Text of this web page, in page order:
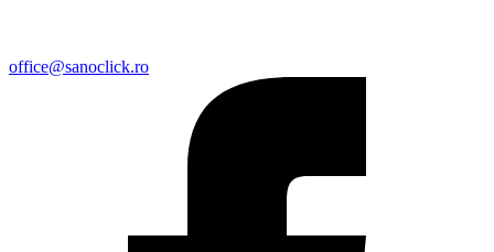
office@sanoclick.ro